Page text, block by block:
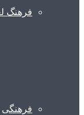
فرهنگ
فرهنگی